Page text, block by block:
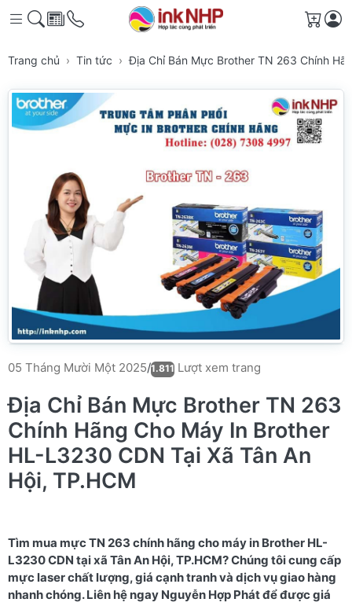
Giỏ
Trang chủ Tin tức Địa Chỉ Bán Mực Brother TN 263 Chính
05 Tháng Mười Một 2025/1.811 Lượt xem trang
Địa Chỉ Bán Mực Brother TN 263
Chính Hãng Cho Máy In Brother
HL-L3230 CDN Tại Xã Tân An
Hội, TP.HCM
Tìm mua mực TN 263 chính hãng cho máy in Brother HL-
L3230 CDN tại xã Tân An Hội, TP.HCM? Chúng tôi cung cấp
mực laser chất lượng, giá cạnh tranh và dịch vụ giao hàng
nhanh chóng. Liên hệ ngay Nguyễn Hợp Phát để được giá